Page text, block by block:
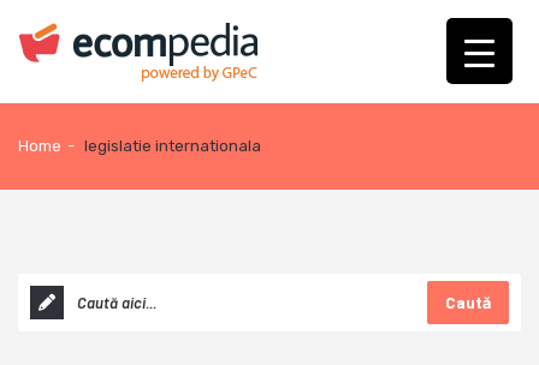
Home - legislatie internationala
Caută